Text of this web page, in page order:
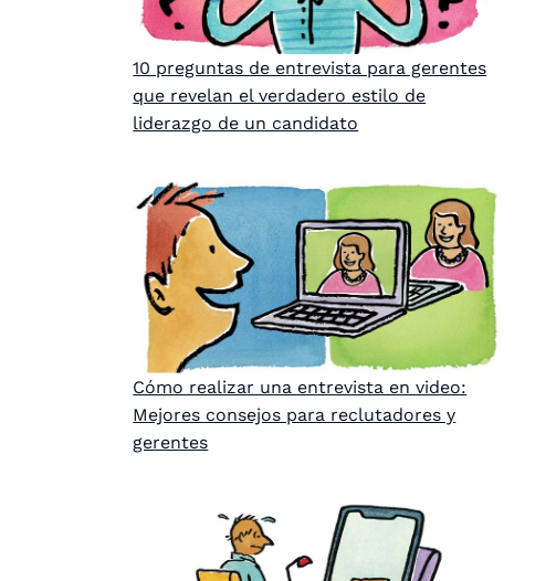
10 preguntas de entrevista para gerentes
que revelan el verdadero estilo de
liderazgo de un candidato
Cómo realizar una entrevista en video:
Mejores consejos para reclutadores y
gerentes